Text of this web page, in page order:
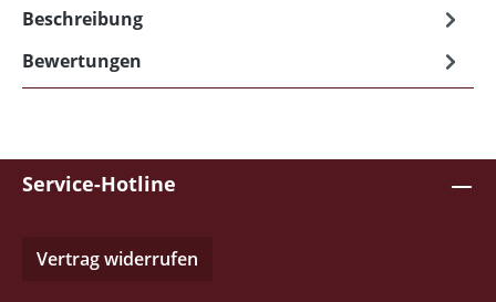
Beschreibung
Bewertungen
Service-Hotline
Vertrag widerrufen